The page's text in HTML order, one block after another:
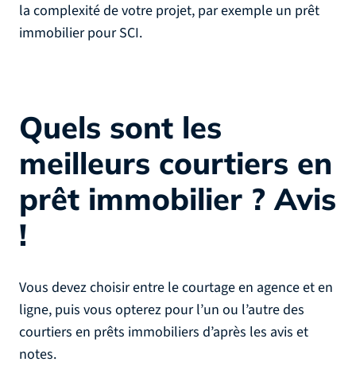
la complexité de votre projet, par exemple un prêt
immobilier pour SCI.
Quels sont les
meilleurs courtiers en
prêt immobilier ? Avis
!
Vous devez choisir entre le courtage en agence et en
ligne, puis vous opterez pour l’un ou l’autre des
courtiers en prêts immobiliers d’après les avis et
notes.